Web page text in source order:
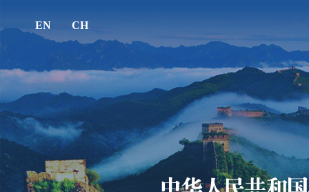
EN CH